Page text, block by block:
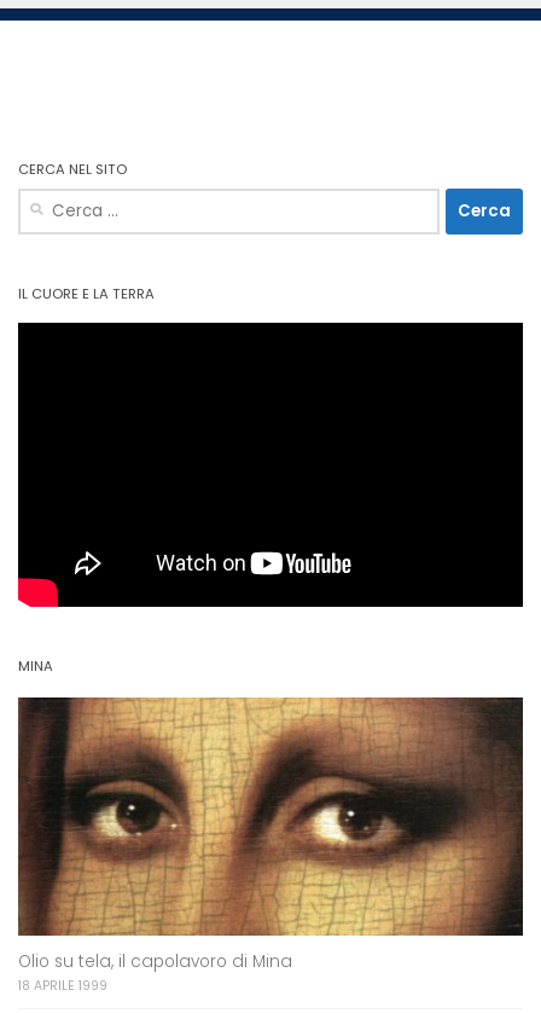
CERCA NEL SITO
Ricerca
per:
IL CUORE E LA TERRA
MINA
Olio su tela, il capolavoro di Mina
18 APRILE 1999